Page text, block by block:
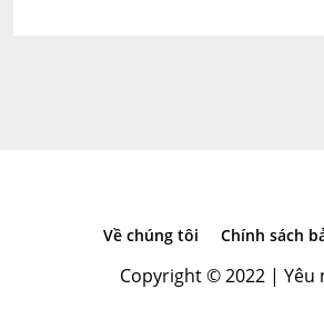
Về chúng tôi Chính sách
Copyright © 2022 | Yêu